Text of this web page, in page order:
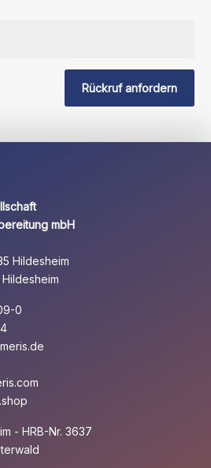
Rückruf anfordern
mbH
Hildesheim
Hildesheim
0
- HRB-Nr. 3637